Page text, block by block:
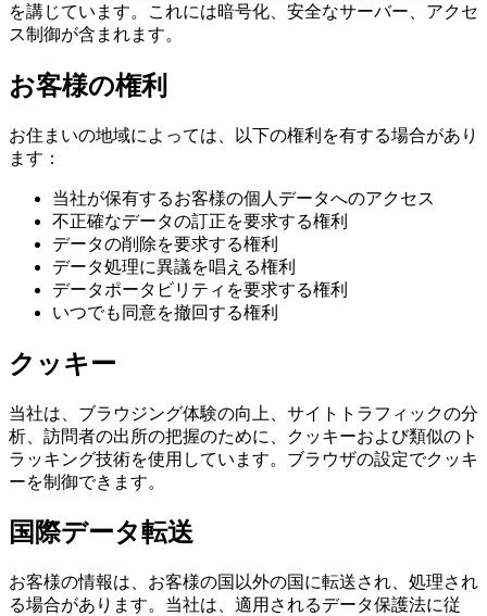
を講じています。これには暗号化、安全なサーバー、アクセ
ス制御が含まれます。
お客様の権利
お住まいの地域によっては、以下の権利を有する場合があり
ます：
当社が保有するお客様の個人データへのアクセス
不正確なデータの訂正を要求する権利
データの削除を要求する権利
データ処理に異議を唱える権利
データポータビリティを要求する権利
いつでも同意を撤回する権利
クッキー
当社は、ブラウジング体験の向上、サイトトラフィックの分
析、訪問者の出所の把握のために、クッキーおよび類似のト
ラッキング技術を使用しています。ブラウザの設定でクッキ
ーを制御できます。
国際データ転送
お客様の情報は、お客様の国以外の国に転送され、処理され
る場合があります。当社は、適用されるデータ保護法に従